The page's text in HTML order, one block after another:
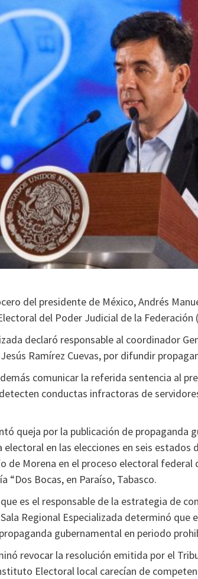
del presidente de México, Andrés
del Poder Judicial de la Federación
declaró responsable al coordinador
Ramírez Cuevas, por difundir
comunicar la referida sentencia al
conductas infractoras de
queja por la publicación de propaganda
en las elecciones en seis
de Morena en el proceso electoral federal
“Dos Bocas, en Paraíso, Tabasco.
es el responsable de la estrategia de
Regional Especializada determinó
gubernamental en periodo
revocar la resolución emitida por el
Electoral local carecían de